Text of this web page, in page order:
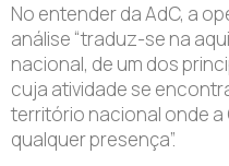
No entender da AdC, a
análise “traduz-se na
nacional, de um dos
cuja atividade se
território nacional onde a
qualquer presença”.